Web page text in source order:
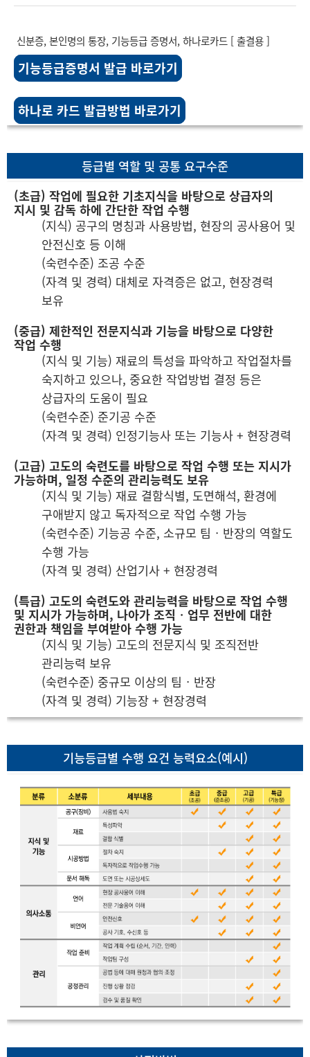
신분증, 본인명의 통장, 기능등급 증명서, 하나로카드 [ 출결용 ]
기능등급증명서 발급 바로가기
하나로 카드 발급방법 바로가기
등급별 역할 및 공통 요구수준
(초급) 작업에 필요한 기초지식을 바탕으로 상급자의
지시 및 감독 하에 간단한 작업 수행
(지식) 공구의 명칭과 사용방법, 현장의 공사용어 및
안전신호 등 이해
(숙련수준) 조공 수준
(자격 및 경력) 대체로 자격증은 없고, 현장경력
보유
(중급) 제한적인 전문지식과 기능을 바탕으로 다양한
작업 수행
(지식 및 기능) 재료의 특성을 파악하고 작업절차를
숙지하고 있으나, 중요한 작업방법 결정 등은
상급자의 도움이 필요
(숙련수준) 준기공 수준
(자격 및 경력) 인정기능사 또는 기능사 + 현장경력
(고급) 고도의 숙련도를 바탕으로 작업 수행 또는 지시가
가능하며, 일정 수준의 관리능력도 보유
(지식 및 기능) 재료 결함식별, 도면해석, 환경에
구애받지 않고 독자적으로 작업 수행 가능
(숙련수준) 기능공 수준, 소규모 팀‧반장의 역할도
수행 가능
(자격 및 경력) 산업기사 + 현장경력
(특급) 고도의 숙련도와 관리능력을 바탕으로 작업 수행
및 지시가 가능하며, 나아가 조직‧업무 전반에 대한
권한과 책임을 부여받아 수행 가능
(지식 및 기능) 고도의 전문지식 및 조직전반
관리능력 보유
(숙련수준) 중규모 이상의 팀‧반장
(자격 및 경력) 기능장 + 현장경력
기능등급별 수행 요건 능력요소(예시)